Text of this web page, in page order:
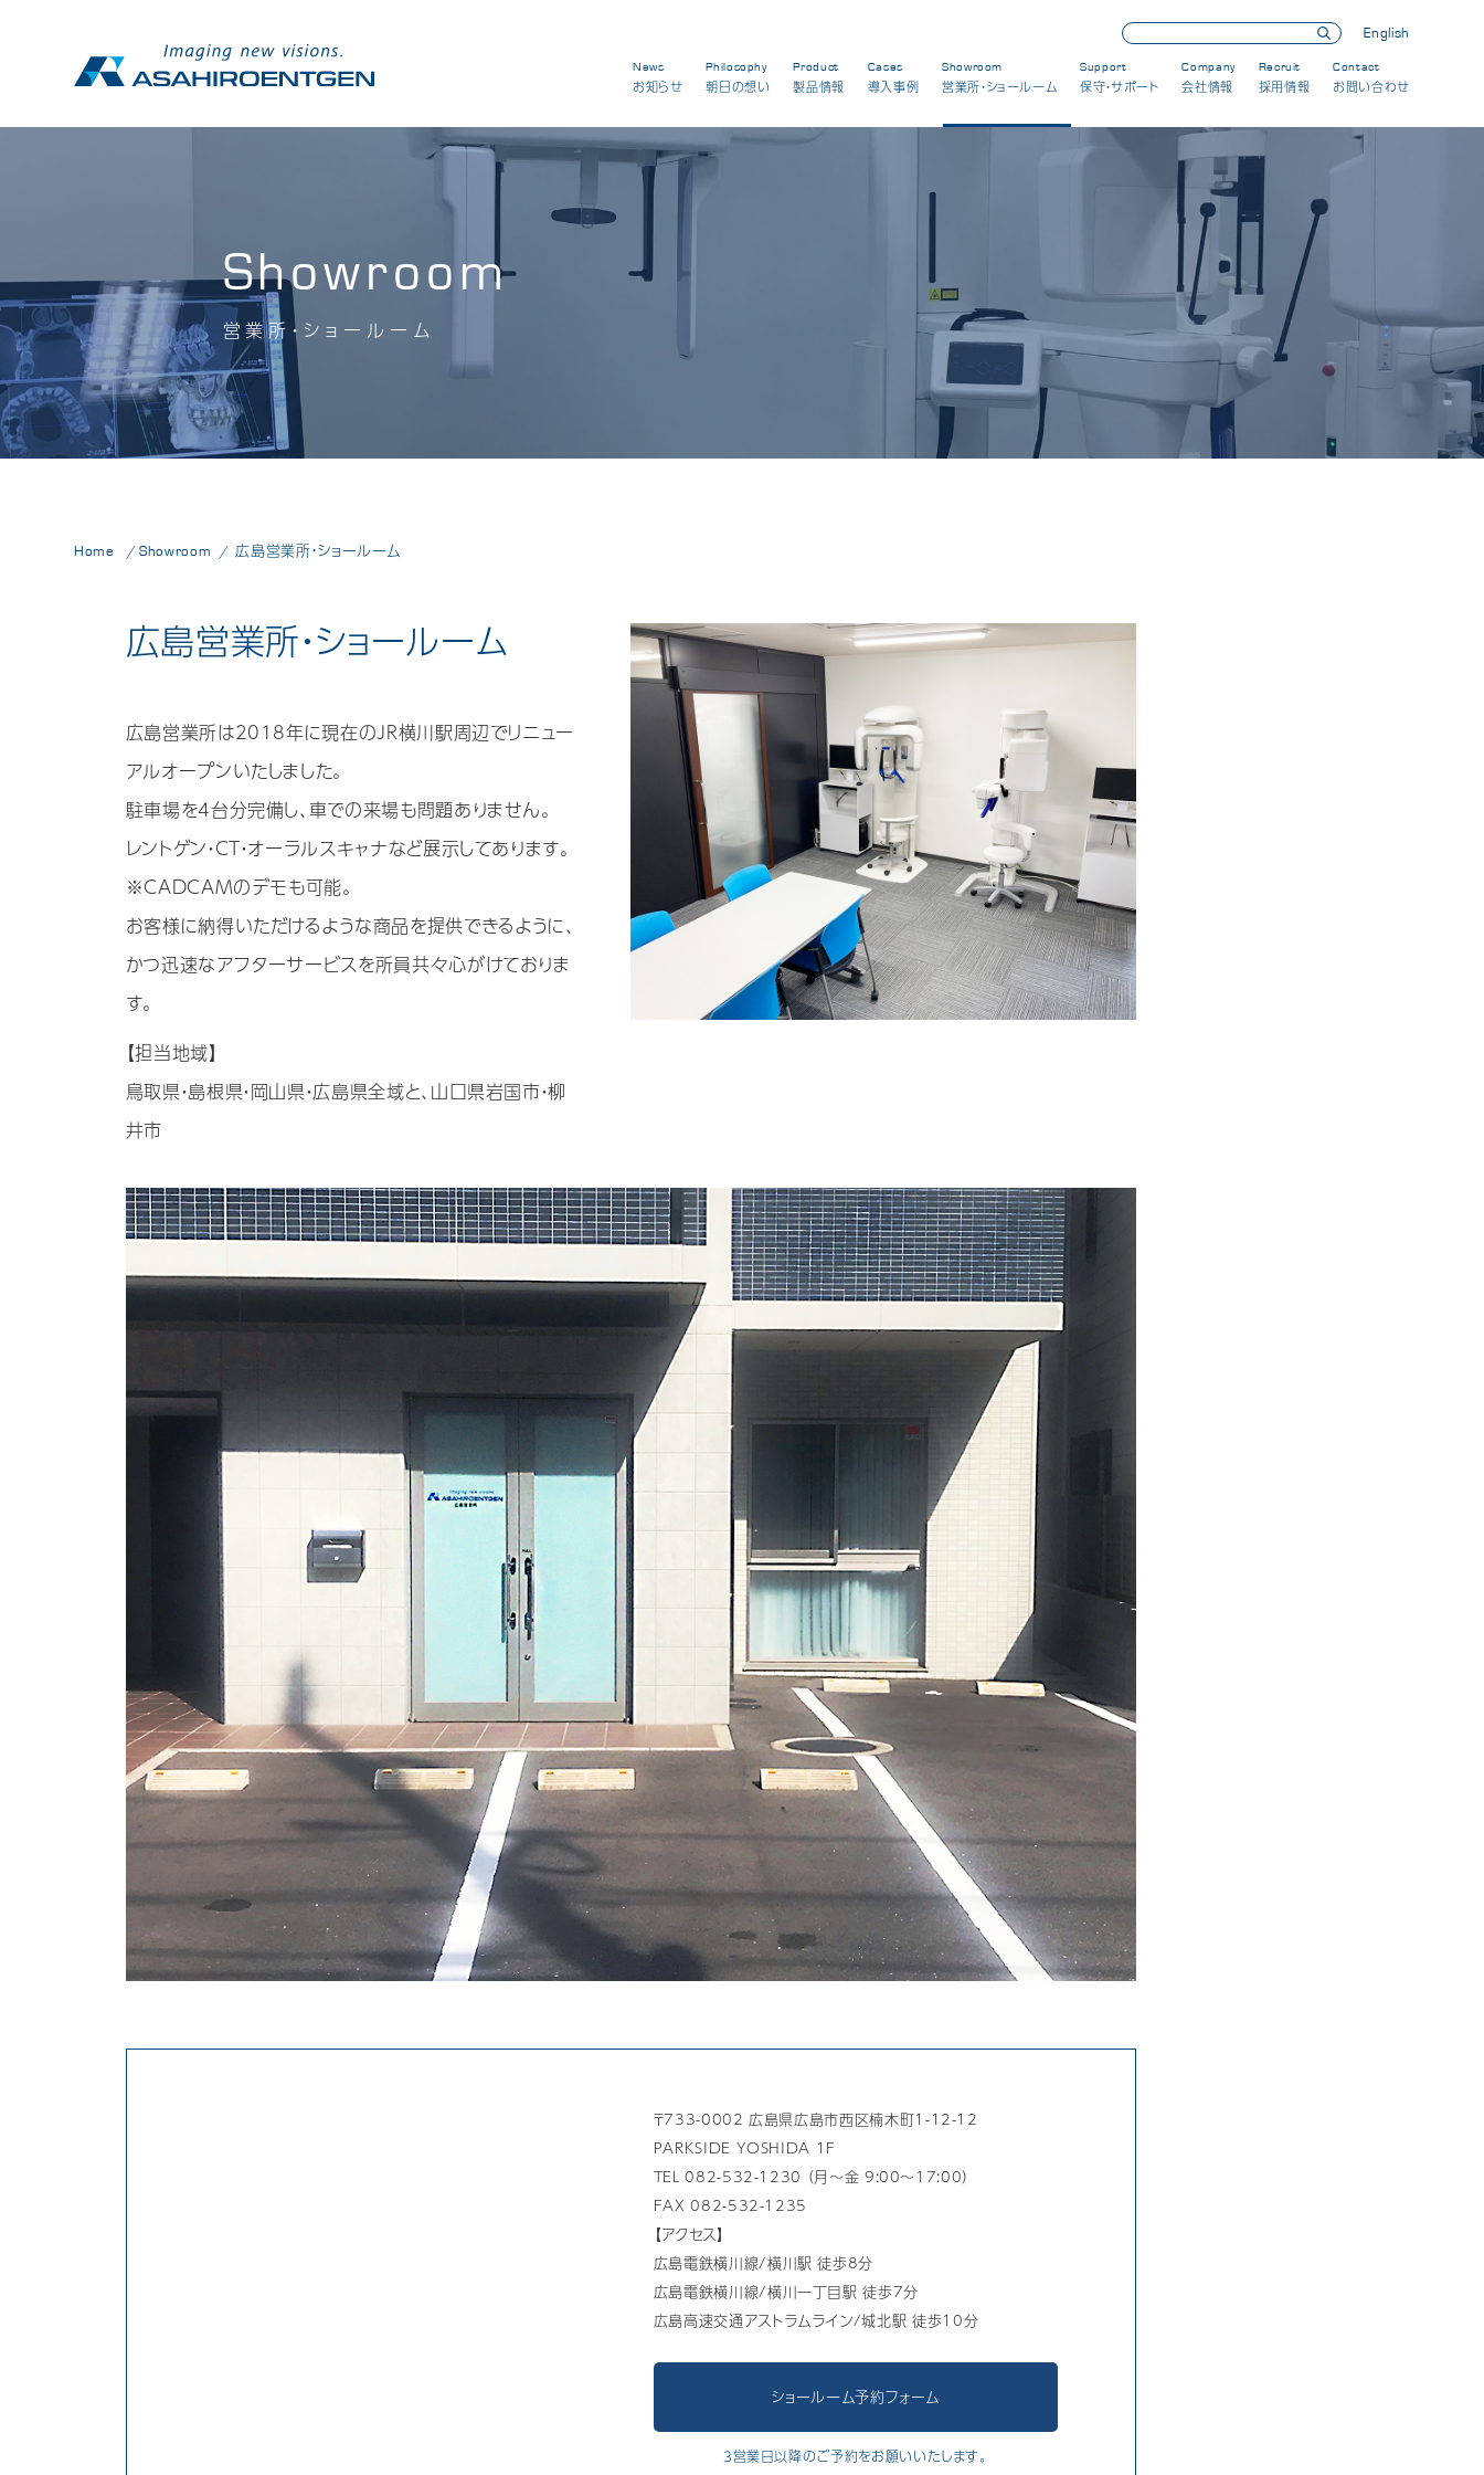
English
News
お知らせ
Philosophy
朝日の想い
Product
製品情報
Cases
導入事例
Showroom
営業所・ショールーム
Support
保守・サポート
Company
会社情報
Recruit
採用情報
Contact
お問い合わせ
Showroom
営業所・ショールーム
Home Showroom 広島営業所・ショールーム
広島営業所・ショールーム
広島営業所は2018年に現在のJR横川駅周辺でリニュー
アルオープンいたしました。
駐車場を4台分完備し、車での来場も問題ありません。
レントゲン・CT・オーラルスキャナなど展示してあります。
※CADCAMのデモも可能。
お客様に納得いただけるような商品を提供できるように、
かつ迅速なアフターサービスを所員共々心がけておりま
す。
【担当地域】
鳥取県・島根県・岡山県・広島県全域と、山口県岩国市・柳
井市
〒733-0002 広島県広島市西区楠木町1-12-12
PARKSIDE YOSHIDA 1F
TEL 082-532-1230 （月～金 9:00～17:00）
FAX 082-532-1235
【アクセス】
広島電鉄横川線/横川駅 徒歩8分
広島電鉄横川線/横川一丁目駅 徒歩7分
広島高速交通アストラムライン/城北駅 徒歩10分
ショールーム予約フォーム
3営業日以降のご予約をお願いいたします。
北海道営業所・ショールーム
東北出張所・ショールーム
関東営業所・ショールーム
M-Center Japan
名古屋営業所・ショールーム